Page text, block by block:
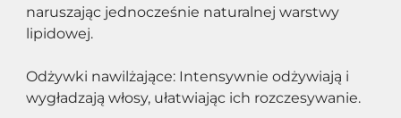
naruszając jednocześnie naturalnej warstwy
lipidowej.
Odżywki nawilżające: Intensywnie odżywiają i
wygładzają włosy, ułatwiając ich rozczesywanie.